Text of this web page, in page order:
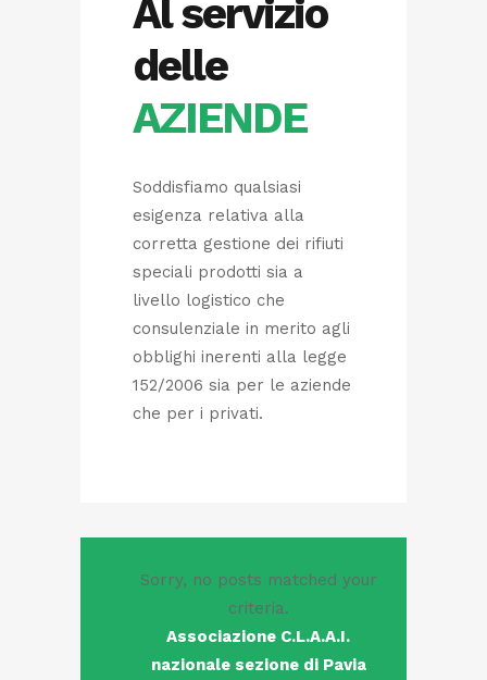
Al servizio
delle
AZIENDE
Soddisfiamo qualsiasi
esigenza relativa alla
corretta gestione dei rifiuti
speciali prodotti sia a
livello logistico che
consulenziale in merito agli
obblighi inerenti alla legge
152/2006 sia per le aziende
che per i privati.
Sorry, no posts matched your
criteria.
Associazione C.L.A.A.I.
nazionale sezione di Pavia